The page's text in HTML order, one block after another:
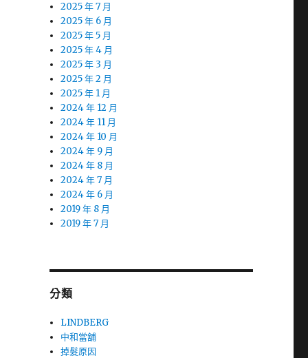
2025 年 7 月
2025 年 6 月
2025 年 5 月
2025 年 4 月
2025 年 3 月
2025 年 2 月
2025 年 1 月
2024 年 12 月
2024 年 11 月
2024 年 10 月
2024 年 9 月
2024 年 8 月
2024 年 7 月
2024 年 6 月
2019 年 8 月
2019 年 7 月
分類
LINDBERG
中和當舖
掉髮原因